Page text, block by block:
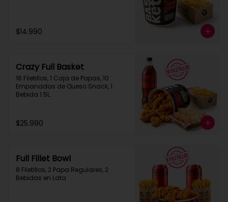
$14.990
Crazy Full Basket
16 Filetillos, 1 Caja de Papas, 10
Empanadas de Queso Snack, 1
Bebida 1.5L.
$25.990
Full Fillet Bowl
8 Filetillos, 2 Papa Regulares, 2
Bebidas en Lata